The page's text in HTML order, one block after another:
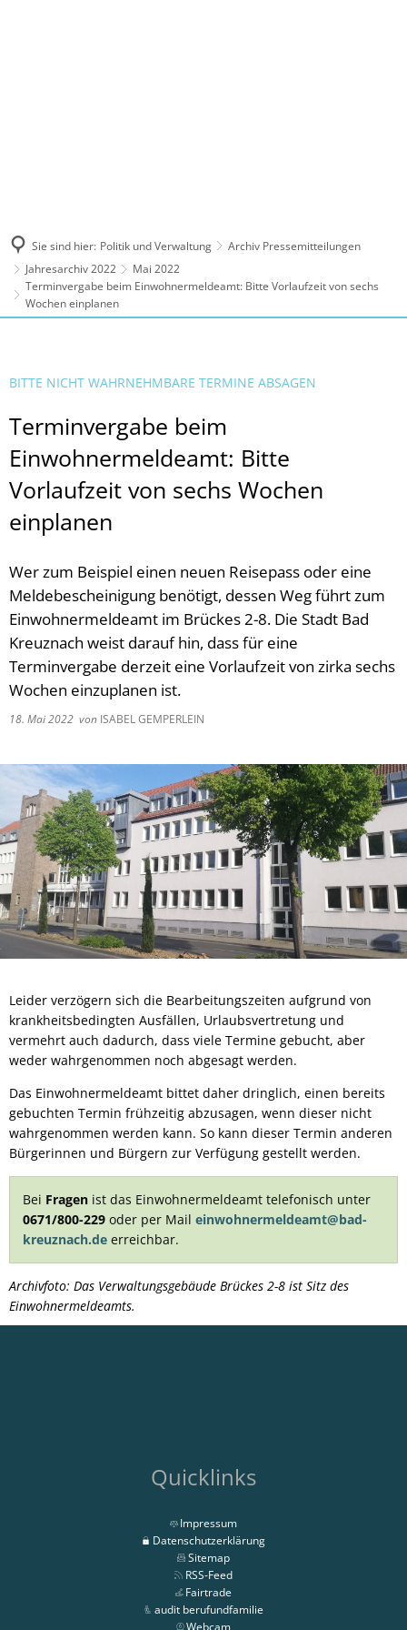
Sie sind hier: Politik und Verwaltung
Archiv Pressemitteilungen
Jahresarchiv 2022
Mai 2022
Terminvergabe beim Einwohnermeldeamt: Bitte Vorlaufzeit von sechs
Wochen einplanen
BITTE NICHT WAHRNEHMBARE TERMINE ABSAGEN
Terminvergabe beim
Einwohnermeldeamt: Bitte
Vorlaufzeit von sechs Wochen
einplanen
Wer zum Beispiel einen neuen Reisepass oder eine
Meldebescheinigung benötigt, dessen Weg führt zum
Einwohnermeldeamt im Brückes 2-8. Die Stadt Bad
Kreuznach weist darauf hin, dass für eine
Terminvergabe derzeit eine Vorlaufzeit von zirka sechs
Wochen einzuplanen ist.
18. Mai 2022 von ISABEL GEMPERLEIN
Leider verzögern sich die Bearbeitungszeiten aufgrund von
krankheitsbedingten Ausfällen, Urlaubsvertretung und
vermehrt auch dadurch, dass viele Termine gebucht, aber
weder wahrgenommen noch abgesagt werden.
Das Einwohnermeldeamt bittet daher dringlich, einen bereits
gebuchten Termin frühzeitig abzusagen, wenn dieser nicht
wahrgenommen werden kann. So kann dieser Termin anderen
Bürgerinnen und Bürgern zur Verfügung gestellt werden.
Bei Fragen ist das Einwohnermeldeamt telefonisch unter
0671/800-229 oder per Mail einwohnermeldeamt@bad-
kreuznach.de erreichbar.
Archivfoto: Das Verwaltungsgebäude Brückes 2-8 ist Sitz des
Einwohnermeldeamts.
Quicklinks
Impressum
Datenschutzerklärung
Sitemap
RSS-Feed
Fairtrade
audit berufundfamilie
Webcam